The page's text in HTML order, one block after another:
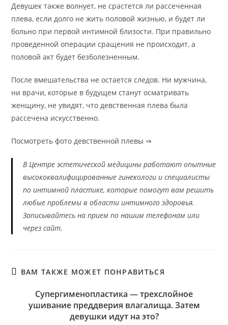
Девушек также волнует, не срастется ли рассеченная
плева, если долго не жить половой жизнью, и будет ли
больно при первой интимной близости. При правильно
проведенной операции сращения не происходит, а
половой акт будет безболезненным.
После вмешательства не остается следов. Ни мужчина,
ни врачи, которые в будущем станут осматривать
женщину, не увидят, что девственная плева была
рассечена искусственно.
Посмотреть фото девственной плевы ⇒
В Центре эстетической медицины работают опытные
высококвалифицированные гинекологи и специалисты
по интимной пластике, которые помогут вам решить
любые проблемы в области интимного здоровья.
Записывайтесь на прием по нашим телефонам или
через сайт.
ВАМ ТАКЖЕ МОЖЕТ ПОНРАВИТЬСЯ
Супергименопластика — трехслойное
ушивание преддверия влагалища. Затем
девушки идут на это?